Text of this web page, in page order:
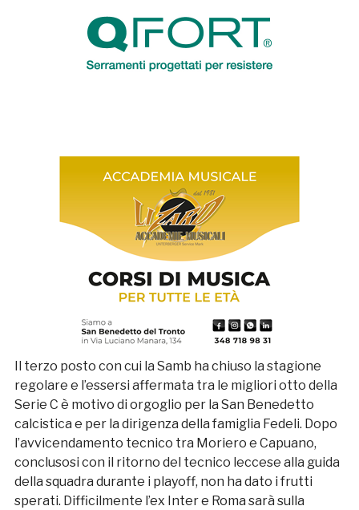
Il terzo posto con cui la Samb ha chiuso la stagione
regolare e l’essersi affermata tra le migliori otto della
Serie C è motivo di orgoglio per la San Benedetto
calcistica e per la dirigenza della famiglia Fedeli. Dopo
l’avvicendamento tecnico tra Moriero e Capuano,
conclusosi con il ritorno del tecnico leccese alla guida
della squadra durante i playoff, non ha dato i frutti
sperati. Difficilmente l’ex Inter e Roma sarà sulla